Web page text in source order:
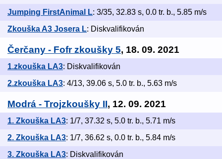
Jumping FirstAnimal L: 3/35, 32.83 s, 0.0 tr. b., 5.85 m/s
Zkouška A3 Josera L: Diskvalifikován
Čerčany - Fofr zkoušky 5, 18. 09. 2021
1.zkouška LA3: Diskvalifikován
2.zkouška LA3: 4/13, 39.06 s, 5.0 tr. b., 5.63 m/s
Modrá - Trojzkoušky II, 12. 09. 2021
1. Zkouška LA3: 1/7, 37.32 s, 5.0 tr. b., 5.71 m/s
2. Zkouška LA3: 1/7, 36.62 s, 0.0 tr. b., 5.84 m/s
3. Zkouška LA3: Diskvalifikován